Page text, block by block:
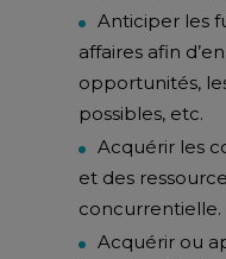
Anticiper les
affaires afin
opportunités,
possibles, etc.
Acquérir les
et des
concurrentielle.
Acquérir ou